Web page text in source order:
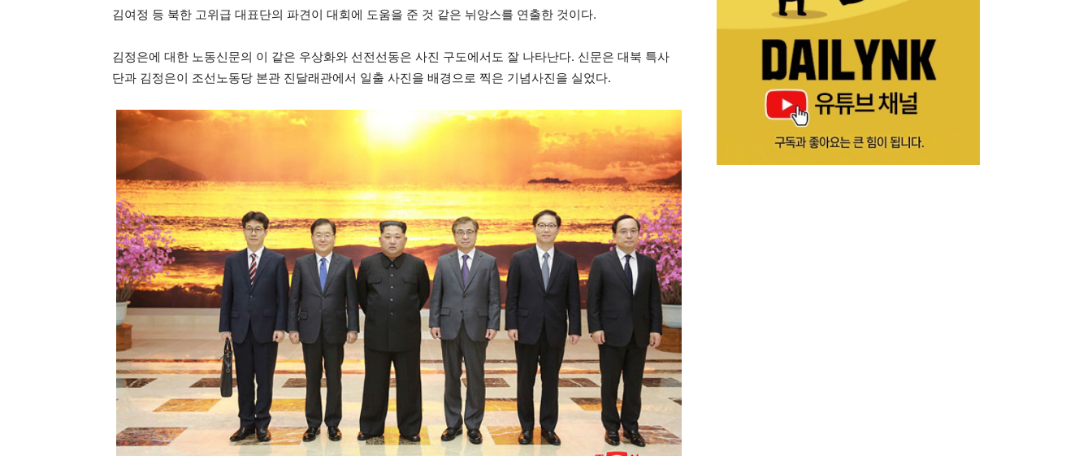
김여정 등 북한 고위급 대표단의 파견이 대회에 도움을 준 것 같은 뉘앙스를 연출한 것이다.
김정은에 대한 노동신문의 이 같은 우상화와 선전선동은 사진 구도에서도 잘 나타난다. 신문은 대북 특사
단과 김정은이 조선노동당 본관 진달래관에서 일출 사진을 배경으로 찍은 기념사진을 실었다.